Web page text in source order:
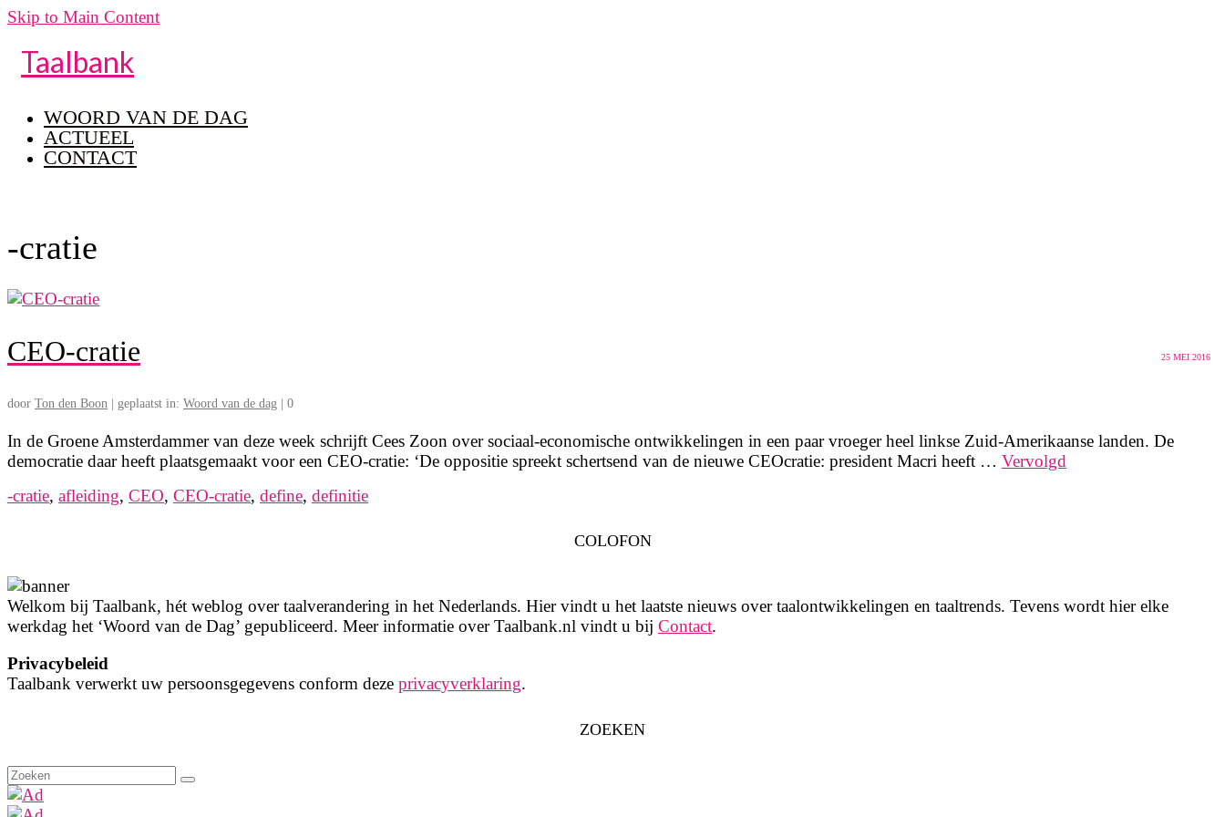
Skip to Main Content
Taalbank
WOORD VAN DE DAG
ACTUEEL
CONTACT
-cratie
25 MEI 2016
CEO-cratie
door Ton den Boon geplaatst in: Woord van de dag 0
In de Groene Amsterdammer van deze week schrijft Cees Zoon over sociaal-economische ontwikkelingen in een paar vroeger heel linkse Zuid-Amerikaanse landen. De
democratie daar heeft plaatsgemaakt voor een CEO-cratie: ‘De oppositie spreekt schertsend van de nieuwe CEOcratie: president Macri heeft … Vervolgd
-cratie, afleiding, CEO, CEO-cratie, define, definitie
COLOFON
Welkom bij Taalbank, hét weblog over taalverandering in het Nederlands. Hier vindt u het laatste nieuws over taalontwikkelingen en taaltrends. Tevens wordt hier elke
werkdag het ‘Woord van de Dag’ gepubliceerd. Meer informatie over Taalbank.nl vindt u bij Contact.
Privacybeleid
Taalbank verwerkt uw persoonsgegevens conform deze privacyverklaring.
ZOEKEN
Zoeken
naar: